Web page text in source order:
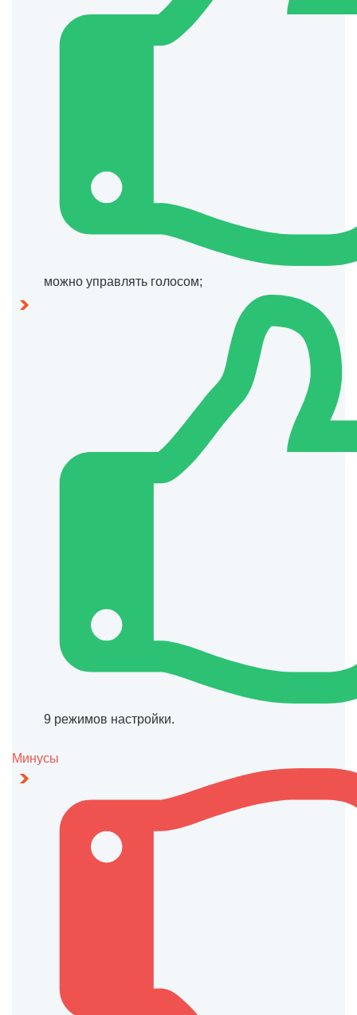
можно управлять голосом;
9 режимов настройки.
Минусы